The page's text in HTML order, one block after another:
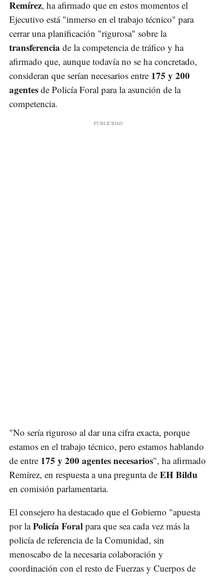
Remírez, ha afirmado que en estos momentos el
Ejecutivo está "inmerso en el trabajo técnico" para
cerrar una planificación "rigurosa" sobre la
transferencia de la competencia de tráfico y ha
afirmado que, aunque todavía no se ha concretado,
consideran que serían necesarios entre 175 y 200
agentes de Policía Foral para la asunción de la
competencia.
"No sería riguroso al dar una cifra exacta, porque
estamos en el trabajo técnico, pero estamos hablando
de entre 175 y 200 agentes necesarios", ha afirmado
Remírez, en respuesta a una pregunta de EH Bildu
en comisión parlamentaria.
El consejero ha destacado que el Gobierno "apuesta
por laPolicía Foral para que sea cada vez más la
policía de referencia de la Comunidad, sin
menoscabo de la necesaria colaboración y
coordinación con el resto de Fuerzas y Cuerpos de